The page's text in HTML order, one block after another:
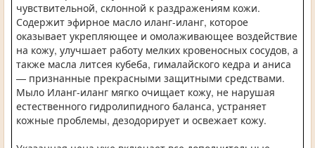
чувствительной, склонной к раздражениям кожи.
Содержит эфирное масло иланг-иланг, которое
оказывает укрепляющее и омолаживающее воздействие
на кожу, улучшает работу мелких кровеносных сосудов, а
также масла литсея кубеба, гималайского кедра и аниса
— признанные прекрасными защитными средствами.
Мыло Иланг-иланг мягко очищает кожу, не нарушая
естественного гидролипидного баланса, устраняет
кожные проблемы, дезодорирует и освежает кожу.